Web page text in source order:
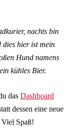
nachts bin
dies hier ist mein
Hund namens
kühles Bier.
das Dashboard
dessen eine neue
Viel Spaß!